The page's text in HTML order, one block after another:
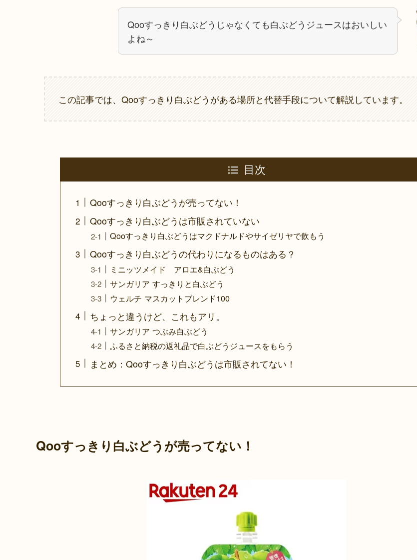
Qooすっきり白ぶどうじゃなくても白ぶどうジュースはおいしい
よね～
この記事では、Qooすっきり白ぶどうがある場所と代替手段について解説しています。
目次
Qooすっきり白ぶどうが売ってない！
Qooすっきり白ぶどうは市販されていない
Qooすっきり白ぶどうはマクドナルドやサイゼリヤで飲もう
Qooすっきり白ぶどうの代わりになるものはある？
ミニッツメイド アロエ&白ぶどう
サンガリア すっきりと白ぶどう
ウェルチ マスカットブレンド100
ちょっと違うけど、これもアリ。
サンガリア つぶみ白ぶどう
ふるさと納税の返礼品で白ぶどうジュースをもらう
まとめ：Qooすっきり白ぶどうは市販されてない！
Qooすっきり白ぶどうが売ってない！